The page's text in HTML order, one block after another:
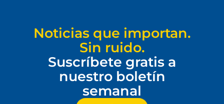
Noticias que importan.
Sin ruido.
Suscríbete gratis a
nuestro boletín
semanal